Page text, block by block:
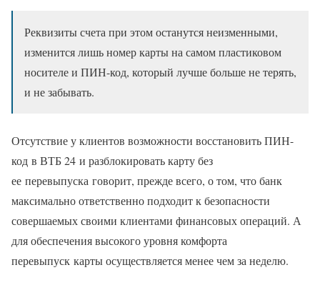
Реквизиты счета при этом останутся неизменными,
изменится лишь номер карты на самом пластиковом
носителе и ПИН-код, который лучше больше не терять,
и не забывать.
Отсутствие у клиентов возможности восстановить ПИН-
код в ВТБ 24 и разблокировать карту без
ее перевыпуска говорит, прежде всего, о том, что банк
максимально ответственно подходит к безопасности
совершаемых своими клиентами финансовых операций. А
для обеспечения высокого уровня комфорта
перевыпуск карты осуществляется менее чем за неделю.